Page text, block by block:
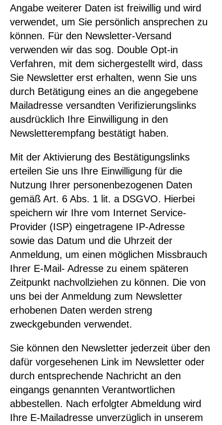
Angabe weiterer Daten ist freiwillig und wird
verwendet, um Sie persönlich ansprechen zu
können. Für den Newsletter-Versand
verwenden wir das sog. Double Opt-in
Verfahren, mit dem sichergestellt wird, dass
Sie Newsletter erst erhalten, wenn Sie uns
durch Betätigung eines an die angegebene
Mailadresse versandten Verifizierungslinks
ausdrücklich Ihre Einwilligung in den
Newsletterempfang bestätigt haben.
Mit der Aktivierung des Bestätigungslinks
erteilen Sie uns Ihre Einwilligung für die
Nutzung Ihrer personenbezogenen Daten
gemäß Art. 6 Abs. 1 lit. a DSGVO. Hierbei
speichern wir Ihre vom Internet Service-
Provider (ISP) eingetragene IP-Adresse
sowie das Datum und die Uhrzeit der
Anmeldung, um einen möglichen Missbrauch
Ihrer E-Mail- Adresse zu einem späteren
Zeitpunkt nachvollziehen zu können. Die von
uns bei der Anmeldung zum Newsletter
erhobenen Daten werden streng
zweckgebunden verwendet.
Sie können den Newsletter jederzeit über den
dafür vorgesehenen Link im Newsletter oder
durch entsprechende Nachricht an den
eingangs genannten Verantwortlichen
abbestellen. Nach erfolgter Abmeldung wird
Ihre E-Mailadresse unverzüglich in unserem